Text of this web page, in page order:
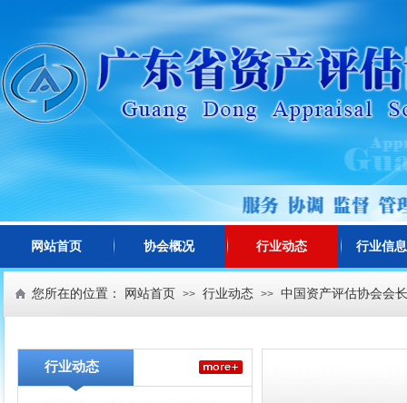
网站首页 协会概况 行业动态 行业信
您所在的位置： 网站首页 >> 行业动态 >> 中国资产评估协会会
行业动态